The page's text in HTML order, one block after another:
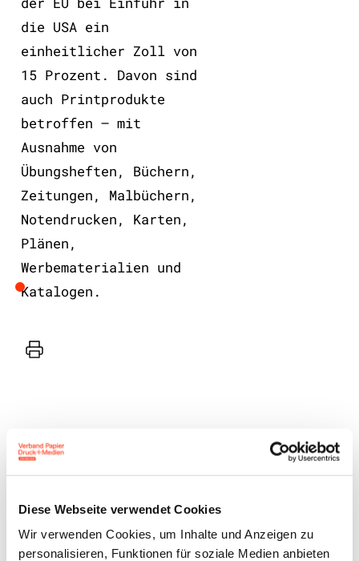
Diese Webseite verwendet Cookies
Wir verwenden Cookies, um Inhalte und Anzeigen zu
personalisieren, Funktionen für soziale Medien anbieten
die USA ein
einheitlicher Zoll von
15 Prozent. Davon sind
auch Printprodukte
betroffen – mit
Ausnahme von
Übungsheften, Büchern,
Zeitungen, Malbüchern,
Notendrucken, Karten,
Plänen,
Werbematerialien und
Katalogen.
Drucker
Benutzeranmeldung
Bitte geben Sie Ihren